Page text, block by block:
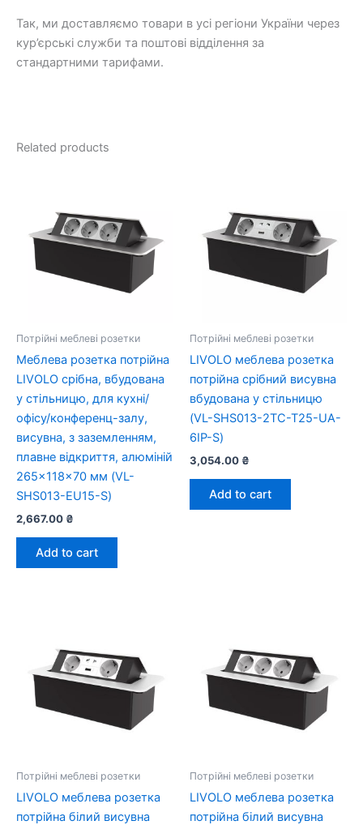
Так, ми доставляємо товари в усі регіони України через
кур’єрські служби та поштові відділення за
стандартними тарифами.
Related products
Потрійні меблеві розетки
Меблева розетка потрійна
LIVOLO срібна, вбудована
у стільницю, для кухні/
офісу/конференц-залу,
висувна, з заземленням,
плавне відкриття, алюміній
265×118×70 мм (VL-
SHS013-EU15-S)
2,667.00 ₴
Add to cart
Потрійні меблеві розетки
LIVOLO меблева розетка
потрійна срібний висувна
вбудована у стільницю
(VL-SHS013-2TC-T25-UA-
6IP-S)
3,054.00 ₴
Add to cart
Потрійні меблеві розетки
LIVOLO меблева розетка
потрійна білий висувна
Потрійні меблеві розетки
LIVOLO меблева розетка
потрійна білий висувна